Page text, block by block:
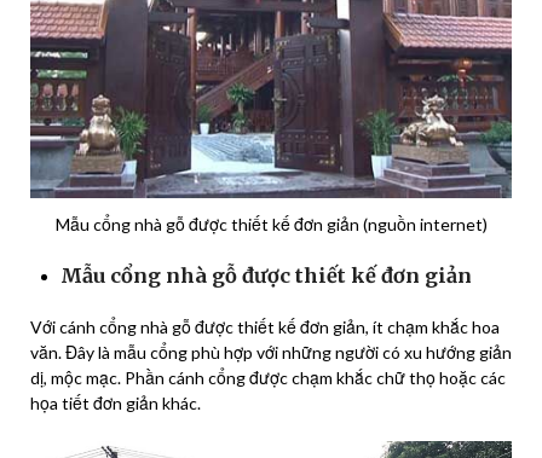
Mẫu cổng nhà gỗ được thiết kế đơn giản (nguồn internet)
Mẫu cổng nhà gỗ được thiết kế đơn giản
Với cánh cổng nhà gỗ được thiết kế đơn giản, ít chạm khắc hoa
văn. Đây là mẫu cổng phù hợp với những người có xu hướng giản
dị, mộc mạc. Phần cánh cổng được chạm khắc chữ thọ hoặc các
họa tiết đơn giản khác.